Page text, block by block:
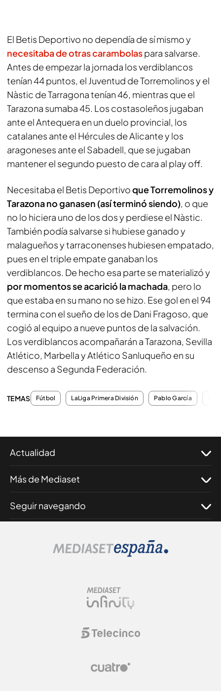
El Betis Deportivo no dependía de sí mismo y
necesitaba de otras carambolaspara salvarse.
Antes de empezar la jornada los verdiblancos
tenían 44 puntos, el Juventud de Torremolinos y el
Nàstic de Tarragona tenían 46, mientras que el
Tarazona sumaba 45. Los costasoleños jugaban
ante el Antequera en un duelo provincial, los
catalanes ante el Hércules de Alicante y los
aragoneses ante el Sabadell, que se jugaban
mantener el segundo puesto de cara al play off.
Necesitaba el Betis Deportivoque Torremolinos y
Tarazona no ganasen (así terminó siendo), o que
no lo hiciera uno de los dos y perdiese el Nàstic.
También podía salvarse si hubiese ganado y
malagueños y tarraconenses hubiesen empatado,
pues en el triple empate ganaban los
verdiblancos. De hecho esa parte se materializó y
por momentos se acarició la machada, pero lo
que estaba en su mano no se hizo. Ese gol en el 94
termina con el sueño de los de Dani Fragoso, que
cogió al equipo a nueve puntos de la salvación.
Los verdiblancos acompañarán a Tarazona, Sevilla
Atlético, Marbella y Atlético Sanluqueño en su
descenso a Segunda Federación.
TEMAS Fútbol LaLiga Primera División Pablo García
Actualidad
Más de Mediaset
Seguir navegando